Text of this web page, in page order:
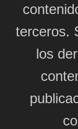
terceros.
los